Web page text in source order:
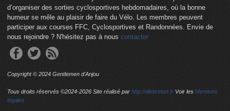
d’organiser des sorties cyclosportives hebdomadaires, où la bonne
humeur se mêle au plaisir de faire du Vélo. Les membres peuvent
participer aux courses FFC, Cyclosportives et Randonnées. Envie de
nous rejoindre ? N'hésitez pas à nous contacter
Copyright © 2024 Gentlemen d'Anjou
Tous droits réservés ©2024-2026 Site réalisé par http://dlebreton.fr Voir les Mentions
légales